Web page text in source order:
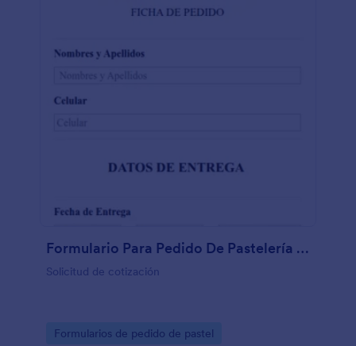
Formulario Para Pedido De Pastelería Caramella
Solicitud de cotización
Go to Category:
Formularios de pedido de pastel